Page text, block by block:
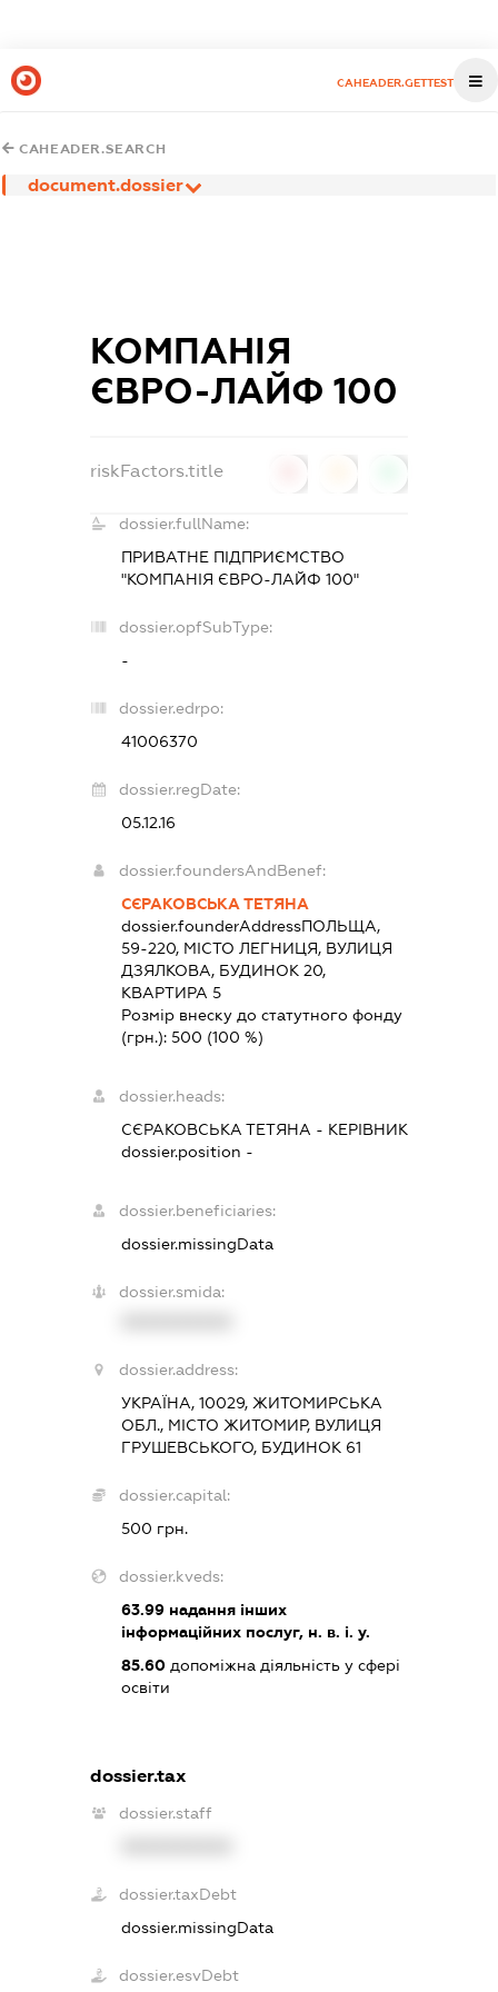
CAHEADER.GETTEST
CAHEADER.SEARCH
document.dossier
КОМПАНІЯ
ЄВРО-ЛАЙФ 100
riskFactors.title
dossier.fullName:
ПРИВАТНЕ ПІДПРИЄМСТВО
"КОМПАНІЯ ЄВРО-ЛАЙФ 100"
dossier.opfSubType:
-
dossier.edrpo:
41006370
dossier.regDate:
05.12.16
dossier.foundersAndBenef:
СЄРАКОВСЬКА ТЕТЯНА
dossier.founderAddressПОЛЬЩА,
59-220, МІСТО ЛЕГНИЦЯ, ВУЛИЦЯ
ДЗЯЛКОВА, БУДИНОК 20,
КВАРТИРА 5
Розмір внеску до статутного фонду
(грн.): 500 (100 %)
dossier.heads:
СЄРАКОВСЬКА ТЕТЯНА - КЕРІВНИК
dossier.position -
dossier.beneficiaries:
dossier.missingData
dossier.smida:
dossier.address:
УКРАЇНА, 10029, ЖИТОМИРСЬКА
ОБЛ., МІСТО ЖИТОМИР, ВУЛИЦЯ
ГРУШЕВСЬКОГО, БУДИНОК 61
dossier.capital:
500 грн.
dossier.kveds:
63.99надання інших
інформаційних послуг, н. в. і. у.
85.60допоміжна діяльність у сфері
освіти
dossier.tax
dossier.staff
dossier.taxDebt
dossier.missingData
dossier.esvDebt